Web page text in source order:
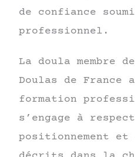
de confiance
professionnel.
La doula membre
Doulas de France
formation
s’engage à
positionnement et